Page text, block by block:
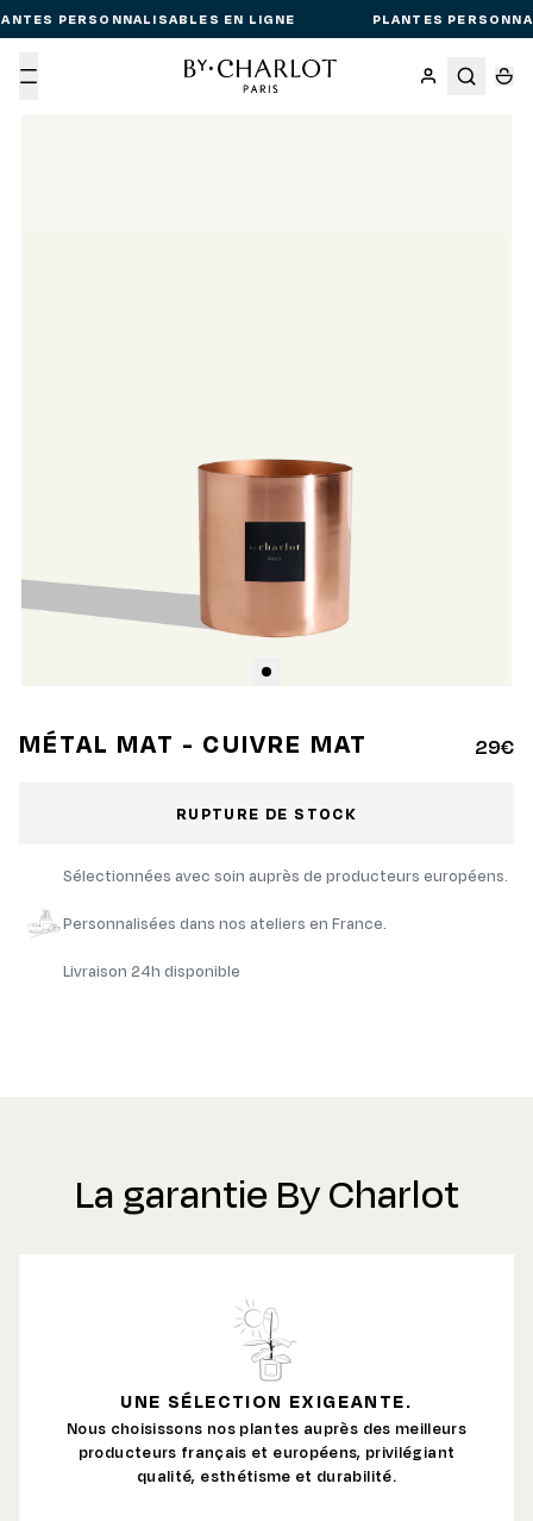
PERSONNALISABLES EN LIGNE PLANTES
Menu
MÉTAL MAT - CUIVRE MAT 29€
RUPTURE DE STOCK
Sélectionnées avec soin auprès de producteurs européens.
Personnalisées dans nos ateliers en France.
Livraison 24h disponible
La garantie By Charlot
UNE SÉLECTION EXIGEANTE.
Nous choisissons nos plantes auprès des meilleurs
producteurs français et européens, privilégiant
qualité, esthétisme et durabilité.